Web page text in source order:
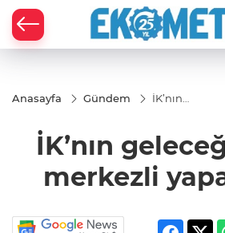
Anasayfa Gündem
İK’nın
merkezli
yapay
İK’nın
merkezli